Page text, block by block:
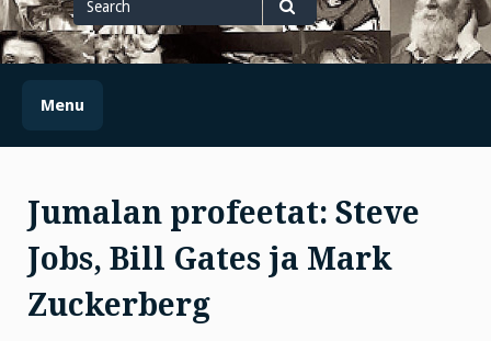
Search
Menu
Jumalan profeetat: Steve
Jobs, Bill Gates ja Mark
Zuckerberg